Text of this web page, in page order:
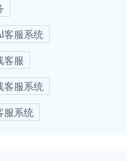
客服系统
客服
客服系统
服系统